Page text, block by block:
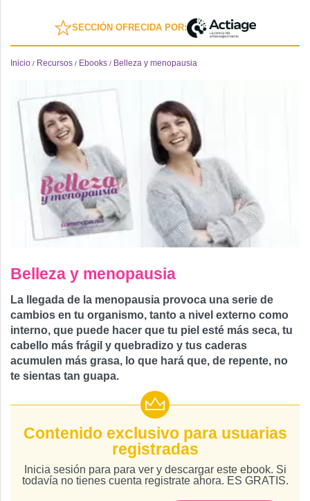
SECCIÓN OFRECIDA POR:
Inicio / Recursos / Ebooks / Belleza y menopausia
Belleza y menopausia
La llegada de la menopausia provoca una serie de
cambios en tu organismo, tanto a nivel externo como
interno, que puede hacer que tu piel esté más seca, tu
cabello más frágil y quebradizo y tus caderas
acumulen más grasa, lo que hará que, de repente, no
te sientas tan guapa.
Contenido exclusivo para usuarias
registradas
Inicia sesión para para ver y descargar este ebook. Si
todavía no tienes cuenta registrate ahora. ES GRATIS.